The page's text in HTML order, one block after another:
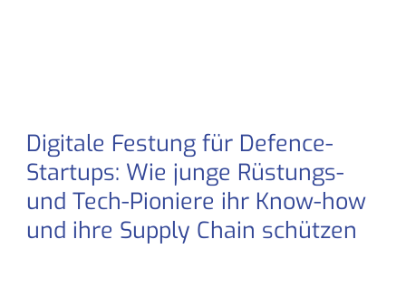
Digitale Festung für Defence-
Startups: Wie junge Rüstungs-
und Tech-Pioniere ihr Know-how
und ihre Supply Chain schützen